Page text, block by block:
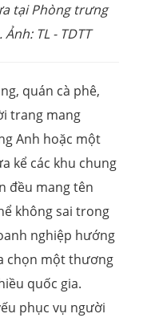
tại Phòng trưng
TL - TDTT
quán cà phê,
trang mang
Anh hoặc một
kể các khu chung
đều mang tên
không sai trong
nghiệp hướng
chọn một thương
quốc gia.
phục vụ người